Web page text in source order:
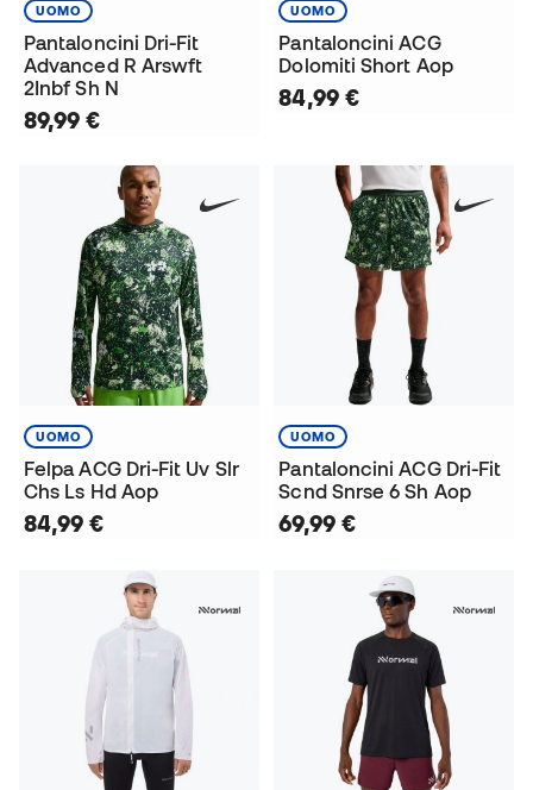
UOMO
Pantaloncini Dri-Fit
Advanced R Arswft
2Inbf Sh N
89,99 €
UOMO
Pantaloncini ACG
Dolomiti Short Aop
84,99 €
UOMO
Felpa ACG Dri-Fit Uv Slr
Chs Ls Hd Aop
84,99 €
UOMO
Pantaloncini ACG Dri-Fit
Scnd Snrse 6 Sh Aop
69,99 €